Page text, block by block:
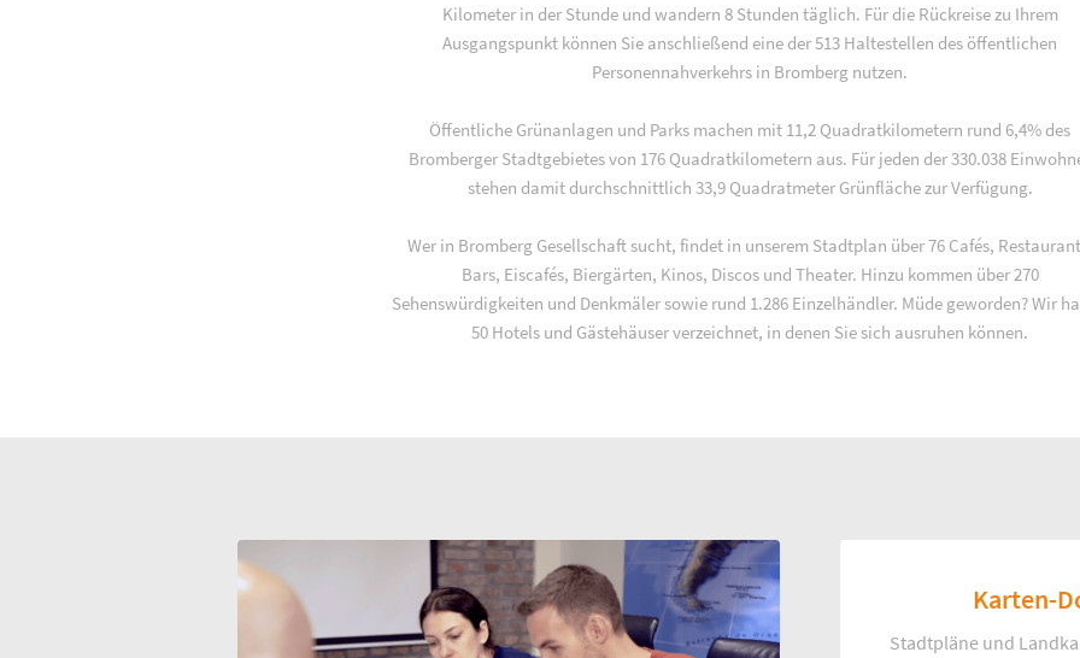
Kilometer in der Stunde und wandern 8 Stunden täglich. Für die Rückreise zu Ihrem
Ausgangspunkt können Sie anschließend eine der 513 Haltestellen des öffentlichen
Personennahverkehrs in Bromberg nutzen.
Öffentliche Grünanlagen und Parks machen mit 11,2 Quadratkilometern rund 6,4% des
Bromberger Stadtgebietes von 176 Quadratkilometern aus. Für jeden der 330.038
stehen damit durchschnittlich 33,9 Quadratmeter Grünfläche zur Verfügung.
Wer in Bromberg Gesellschaft sucht, findet in unserem Stadtplan über 76 Cafés,
Bars, Eiscafés, Biergärten, Kinos, Discos und Theater. Hinzu kommen über 270
Sehenswürdigkeiten und Denkmäler sowie rund 1.286 Einzelhändler. Müde geworden? Wir
50 Hotels und Gästehäuser verzeichnet, in denen Sie sich ausruhen können.
Karten-
Stadtpläne und